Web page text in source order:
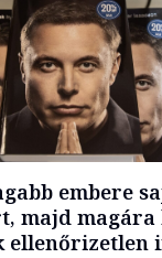
embere
majd magára
ellenőrizetlen